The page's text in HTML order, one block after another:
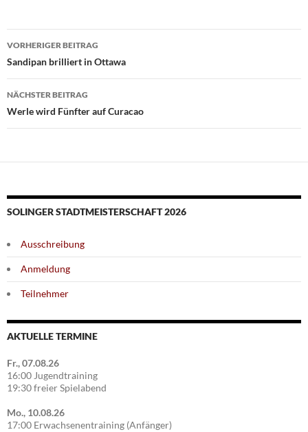
Beitragsnavigation
VORHERIGER BEITRAG
Sandipan brilliert in Ottawa
NÄCHSTER BEITRAG
Werle wird Fünfter auf Curacao
SOLINGER STADTMEISTERSCHAFT 2026
Ausschreibung
Anmeldung
Teilnehmer
AKTUELLE TERMINE
Fr., 07.08.26
16:00 Jugendtraining
19:30 freier Spielabend
Mo., 10.08.26
17:00 Erwachsenentraining (Anfänger)